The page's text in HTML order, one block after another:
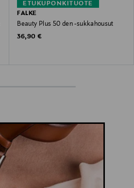
ETUKUPONKITUOTE
FALKE
Beauty Plus 50 den -sukkahousut
Original Price
36,90 €